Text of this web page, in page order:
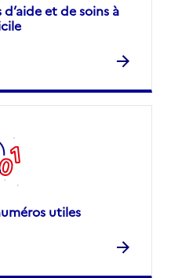
et de soins à
utiles